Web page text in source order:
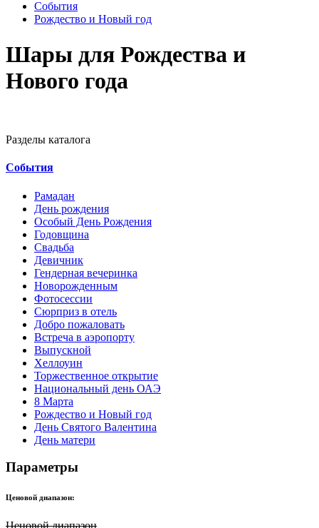
События
Рождество и Новый год
Шары для Рождества и
Нового года
Разделы каталога
События
Рамадан
День рождения
Особый День Рождения
Годовщина
Свадьба
Девичник
Гендерная вечеринка
Новорожденным
Фотосессии
Сюрприз в отель
Добро пожаловать
Встреча в аэропорту
Выпускной
Хеллоуин
Торжественное открытие
Национальный день ОАЭ
8 Марта
Рождество и Новый год
День Святого Валентина
День матери
Параметры
Ценовой диапазон: